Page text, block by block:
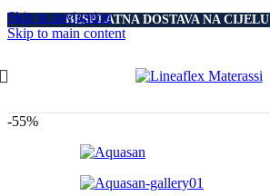
Skip to navigation
Skip to main content
BESPLATNA DOSTAVA NA
-55%